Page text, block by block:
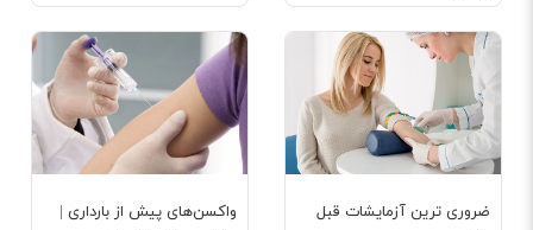
واکسن‌های پیش از بارداری |
ضروری ترین آزمایشات قبل